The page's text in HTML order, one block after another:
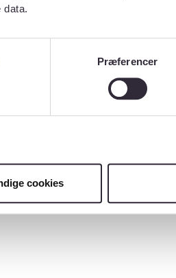
data.
Præferencer
cookies